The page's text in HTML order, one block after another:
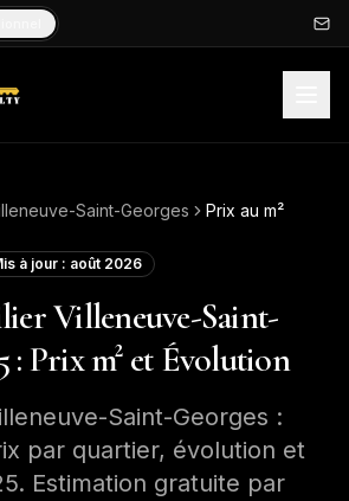
Saint-Georges Prix au m²
à jour : août 2026
Villeneuve-Saint-
: Prix m² et Évolution
Saint-Georges :
par quartier, évolution et
Estimation gratuite par